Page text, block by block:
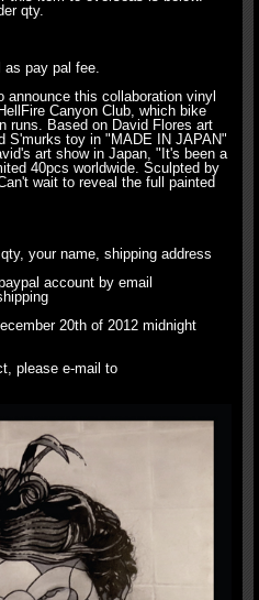
qty.
as pay pal fee.
announce this collaboration vinyl
Canyon Club, which bike
runs. Based on David Flores art
S'murks toy in "MADE IN JAPAN"
art show in Japan, "It's been a
40pcs worldwide. Sculpted by
wait to reveal the full painted
your name, shipping address
account by email
20th of 2012 midnight
please e-mail to